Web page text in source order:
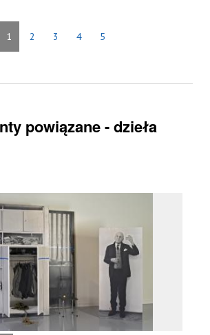
1 2 3 4 5
powiązane - dzieła